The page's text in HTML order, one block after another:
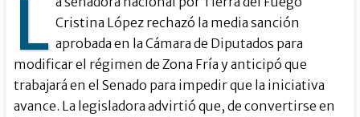
L Cristina López rechazó la media sanción
aprobada en la Cámara de Diputados para
modificar el régimen de Zona Fría y anticipó que
trabajará en el Senado para impedir que la iniciativa
avance. La legisladora advirtió que, de convertirse en